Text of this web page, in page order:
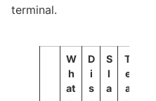
terminal.
W
h
at
D
i
s
S
l
a
T
e
a